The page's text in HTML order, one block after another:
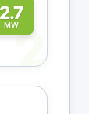
2.7
MW2